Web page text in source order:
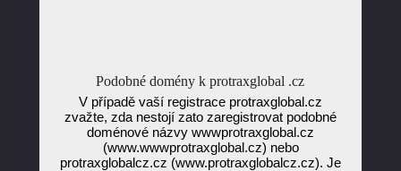
Podobné domény k protraxglobal .cz
V případě vaší registrace protraxglobal.cz
zvažte, zda nestojí zato zaregistrovat podobné
doménové názvy wwwprotraxglobal.cz
(www.wwwprotraxglobal.cz) nebo
protraxglobalcz.cz (www.protraxglobalcz.cz). Je